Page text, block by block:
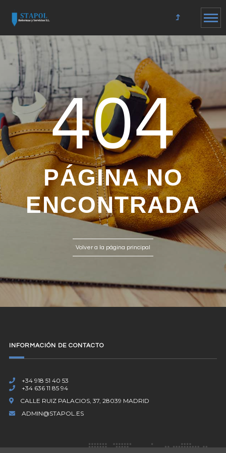
404
PÁGINA NO
ENCONTRADA
Volver a la página principal
INFORMACIÓN DE CONTACTO
+34 918 51 40 53
+34 636 11 85 94
CALLE RUIZ PALACIOS, 37, 28039 MADRID
ADMIN@STAPOL.ES